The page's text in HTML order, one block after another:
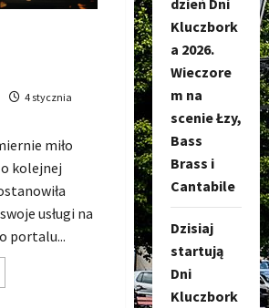
4 stycznia
miło
kolejnej
usługi na
portalu...
Kluczbork
a 2026.
Wieczore
m na
scenie Łzy,
Bass
Brass i
Cantabile
Dzisiaj
startują
Dni
Kluczbork